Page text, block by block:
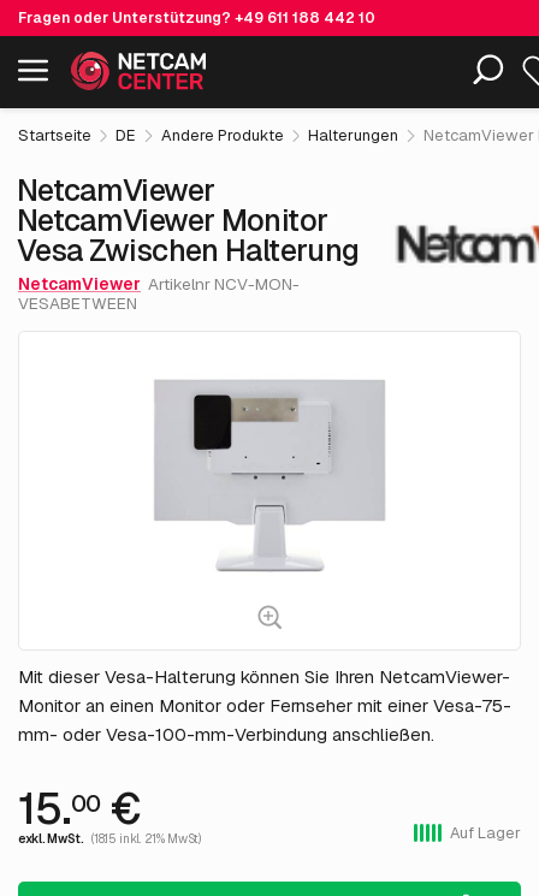
Fragen oder Unterstützung? +49 611 188 442 10
Einschließlich EOL-Produkte
NetcamViewer NetcamViewer Monitor Vesa Zwischen
Halterung
Startseite DE Andere Produkte Halterungen NetcamViewer
NetcamViewer
NetcamViewer Monitor
Vesa Zwischen Halterung
NetcamViewer Artikelnr NCV-MON-
VESABETWEEN
Mit dieser Vesa-Halterung können Sie Ihren NetcamViewer-
Monitor an einen Monitor oder Fernseher mit einer Vesa-75-
mm- oder Vesa-100-mm-Verbindung anschließen.
15.00€
exkl. MwSt. (18.15 inkl. 21% MwSt) Auf Lager